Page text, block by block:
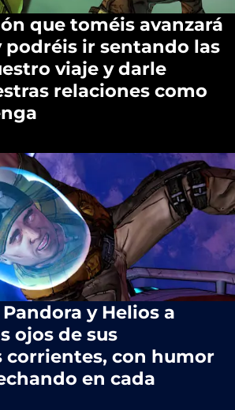
que toméis avanzará
podréis ir sentando las
viaje y darle
relaciones como
y Helios a
ojos de sus
corrientes, con humor
en cada